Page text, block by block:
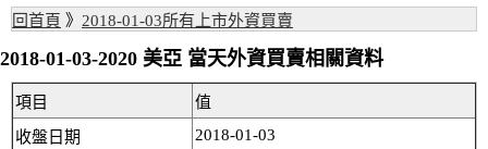
回首頁 》 2018-01-03所有上市外資買賣
2018-01-03-2020 美亞 當天外資買賣相關資料
項目
值
收盤日期
2018-01-03